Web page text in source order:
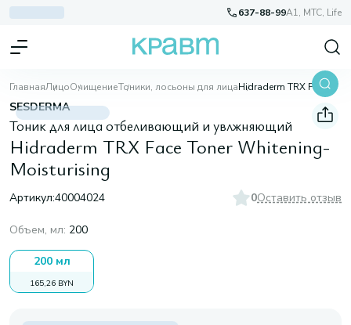
637-88-99A1, МТС, Life
ГлавнаяЛицоОчищениеТоники, лосьоны для лица Hidraderm TRX Face Toner Whitening-Moisturising
SESDERMA
Тоник для лица отбеливающий и увлжняющий
Hidraderm TRX Face Toner Whitening-
Moisturising
Артикул:40004024 0Оставить отзыв
Объем, мл: 200
200 мл
165,26 BYN